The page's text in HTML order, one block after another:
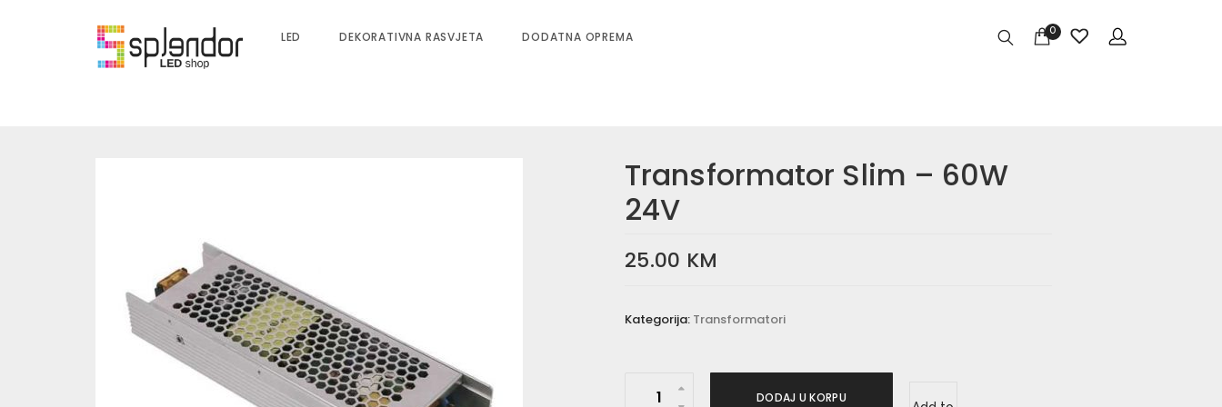
LED DEKORATIVNA RASVJETA DODATNA OPREMA 0
Transformator Slim – 60W
24V
25.00 KM
Kategorija: Transformatori
DODAJ U KORPU